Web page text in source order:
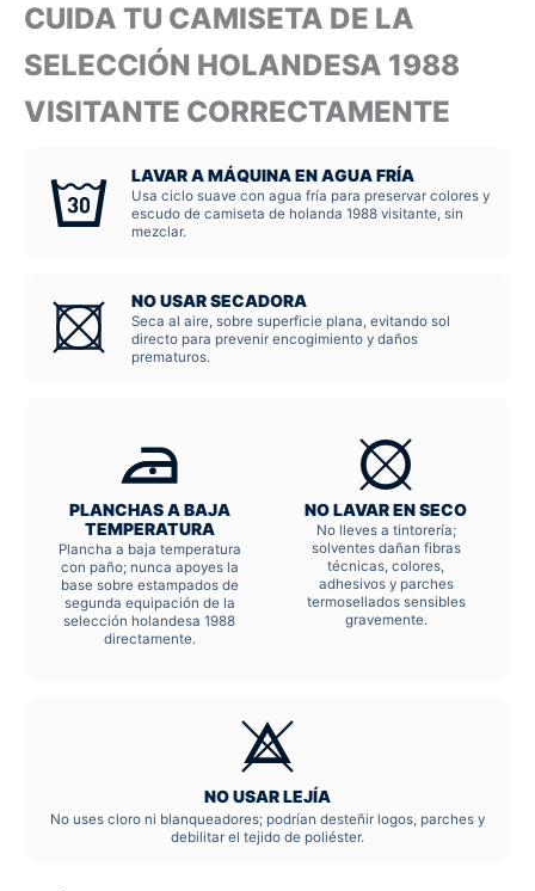
CUIDA TU CAMISETA DE LA
SELECCIÓN HOLANDESA 1988
VISITANTE CORRECTAMENTE
LAVAR A MÁQUINA EN AGUA FRÍA
Usa ciclo suave con agua fría para preservar colores y
escudo de camiseta de holanda 1988 visitante, sin
mezclar.
NO USAR SECADORA
Seca al aire, sobre superficie plana, evitando sol
directo para prevenir encogimiento y daños
prematuros.
PLANCHAS A BAJA
TEMPERATURA
Plancha a baja temperatura
con paño; nunca apoyes la
base sobre estampados de
segunda equipación de la
selección holandesa 1988
directamente.
NO LAVAR EN SECO
No lleves a tintorería;
solventes dañan fibras
técnicas, colores,
adhesivos y parches
termosellados sensibles
gravemente.
NO USAR LEJÍA
No uses cloro ni blanqueadores; podrían desteñir logos, parches y
debilitar el tejido de poliéster.